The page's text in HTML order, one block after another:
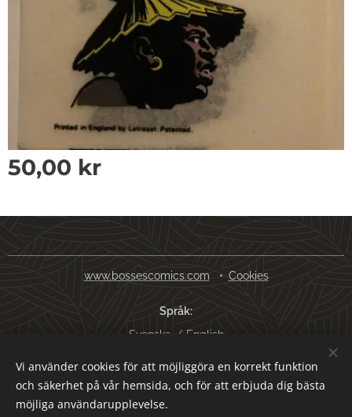
50,00 kr
www.bossescomics.com Cookies
Språk
Svenska
English
Valutor
SEK kr
USD $ EUR € AUD $
Vi använder cookies för att möjliggöra en korrekt funktion
och säkerhet på vår hemsida, och för att erbjuda dig bästa
möjliga användarupplevelse.